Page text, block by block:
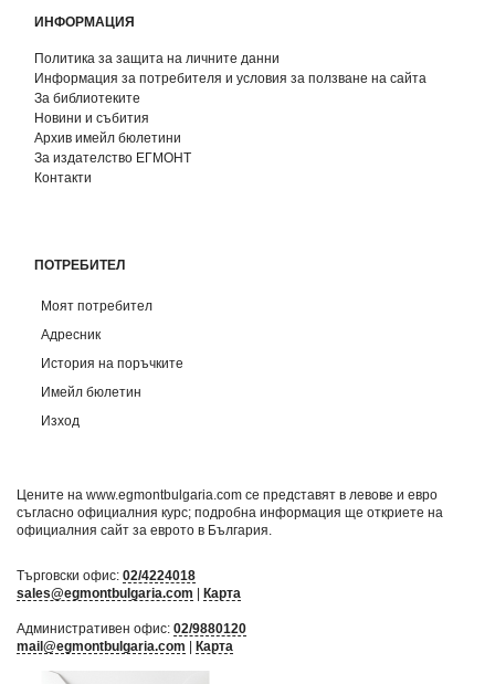
ИНФОРМАЦИЯ
Политика за защита на личните данни
Информация за потребителя и условия за ползване на сайта
За библиотеките
Новини и събития
Архив имейл бюлетини
За издателство ЕГМОНТ
Контакти
ПОТРЕБИТЕЛ
Моят потребител
Адресник
История на поръчките
Имейл бюлетин
Изход
Цените на www.egmontbulgaria.com се представят в левове и евро
съгласно официалния курс; подробна информация ще откриете на
официалния сайт за еврото в България
Търговски офис: 02/4224018
sales@egmontbulgaria.com
Карта
Административен офис: 02/9880120
mail@egmontbulgaria.com
Карта